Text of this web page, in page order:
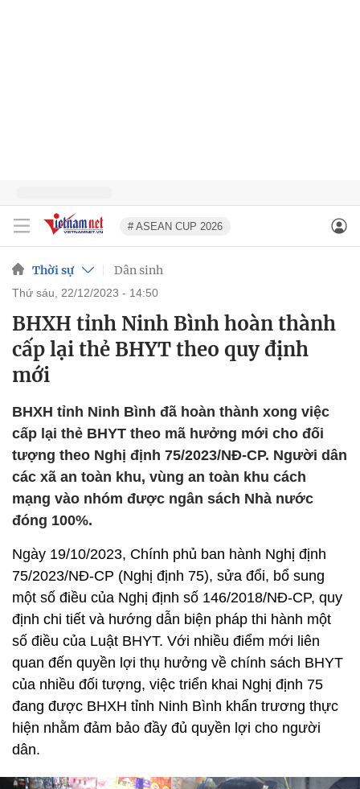
# ASEAN CUP 2026
Thời sự Dân sinh
thứ sáu, 22/12/2023 - 14:50
BHXH tỉnh Ninh Bình hoàn thành
cấp lại thẻ BHYT theo quy định
mới
BHXH tỉnh Ninh Bình đã hoàn thành xong việc
cấp lại thẻ BHYT theo mã hưởng mới cho đối
tượng theo Nghị định 75/2023/NĐ-CP. Người dân
các xã an toàn khu, vùng an toàn khu cách
mạng vào nhóm được ngân sách Nhà nước
đóng 100%.
Ngày 19/10/2023, Chính phủ ban hành Nghị định
75/2023/NĐ-CP (Nghị định 75), sửa đổi, bổ sung
một số điều của Nghị định số 146/2018/NĐ-CP, quy
định chi tiết và hướng dẫn biện pháp thi hành một
số điều của Luật BHYT. Với nhiều điểm mới liên
quan đến quyền lợi thụ hưởng về chính sách BHYT
của nhiều đối tượng, việc triển khai Nghị định 75
đang được BHXH tỉnh Ninh Bình khẩn trương thực
hiện nhằm đảm bảo đầy đủ quyền lợi cho người
dân.